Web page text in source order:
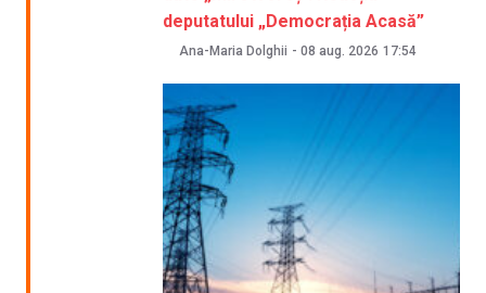
deputatului „Democrația Acasă”
Ana-Maria Dolghii - 08 aug. 2026 17:54